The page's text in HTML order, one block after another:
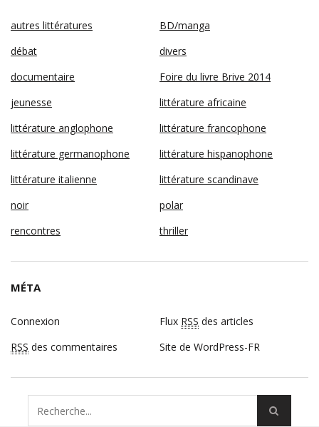
autres littératures
BD/manga
débat
divers
documentaire
Foire du livre Brive 2014
jeunesse
littérature africaine
littérature anglophone
littérature francophone
littérature germanophone
littérature hispanophone
littérature italienne
littérature scandinave
noir
polar
rencontres
thriller
MÉTA
Connexion Flux RSS des articles
RSS des commentaires Site de WordPress-FR